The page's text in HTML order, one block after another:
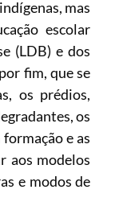
mas
escolar
(LDB) e dos
fim, que se
os prédios,
os
e as
aos modelos
e modos de